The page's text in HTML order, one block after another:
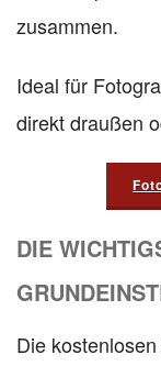
zusammen.
Ideal für
direkt draußen
DIE
Die